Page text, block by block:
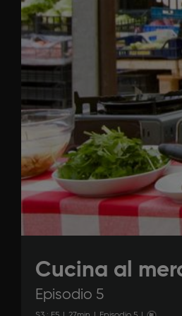
Cucina al
Episodio 5